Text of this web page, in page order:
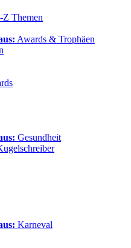
Z Themen
Awards & Trophäen
Gesundheit
Karneval